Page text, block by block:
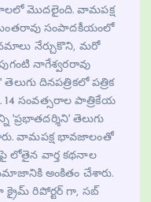
మొదలైంది. వామపక్ష
సంపాదకీయంలో
నేర్చుకొని, మరో
నాగేశ్వరరావు
దినపత్రికలో పత్రిక
14 సంవత్సరాల పాత్రికేయ
'ప్రభాతదర్శిని' తెలుగు
వామపక్ష భావజాలంతో
లోతైన వార్త కథనాల
అంకితం చేశారు.
క్రైమ్ రిపోర్టర్ గా, సబ్